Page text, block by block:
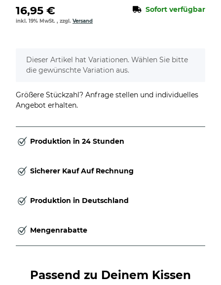
16,95 € Sofort verfügbar
inkl. 19% MwSt. , zzgl. Versand
x
Dieser Artikel hat Variationen. Wählen Sie bitte
die gewünschte Variation aus.
Größere Stückzahl? Anfrage stellen und individuelles
Angebot erhalten.
Produktion in 24 Stunden
Sicherer Kauf Auf Rechnung
Produktion in Deutschland
Mengenrabatte
Passend zu Deinem Kissen